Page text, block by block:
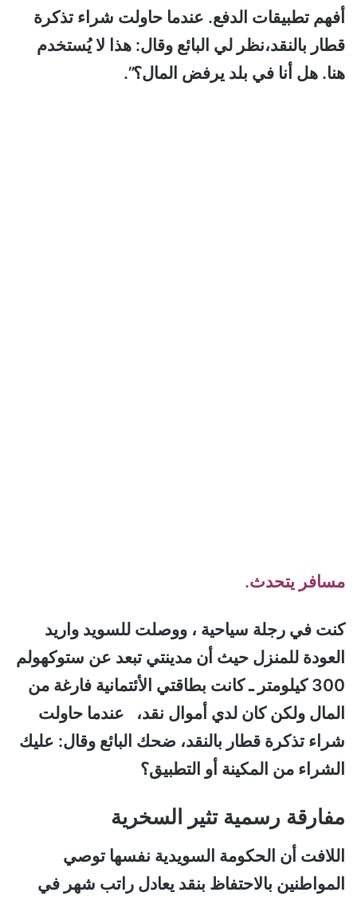
أفهم تطبيقات الدفع. عندما حاولت شراء تذكرة
قطار بالنقد،نظر لي البائع وقال: هذا لا يُستخدم
هنا. هل أنا في بلد يرفض المال؟”.
مسافر يتحدث.
كنت في رجلة سياحية ، ووصلت للسويد واريد
العودة للمنزل حيث أن مدينتي تبعد عن ستوكهولم
300 كيلومتر ـ كانت بطاقتي الأئتمانية فارغة من
المال ولكن كان لدي أموال نقد، عندما حاولت
شراء تذكرة قطار بالنقد، ضحك البائع وقال: عليك
الشراء من المكينة أو التطبيق؟
مفارقة رسمية تثير السخرية
اللافت أن الحكومة السويدية نفسها توصي
المواطنين بالاحتفاظ بنقد يعادل راتب شهر في